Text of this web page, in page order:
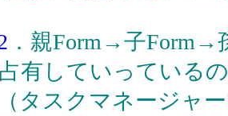
．親Form→子Form→
有していっている
タスクマネージャ